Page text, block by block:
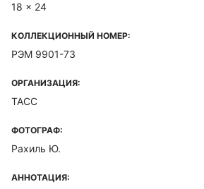
18 x 24
КОЛЛЕКЦИОННЫЙ НОМЕР:
РЭМ 9901-73
ОРГАНИЗАЦИЯ:
ТАСС
ФОТОГРАФ:
Рахиль Ю.
АННОТАЦИЯ: